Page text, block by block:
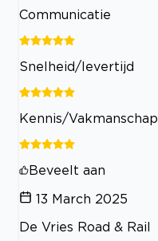
Communicatie
Snelheid/levertijd
Kennis/Vakmanschap
Beveelt aan
13 March 2025
De Vries Road & Rail